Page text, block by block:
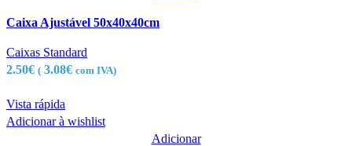
Caixa Ajustável 50x40x40cm
Caixas Standard
2.50€ ( 3.08€ com IVA)
Vista rápida
Adicionar à wishlist
Adicionar